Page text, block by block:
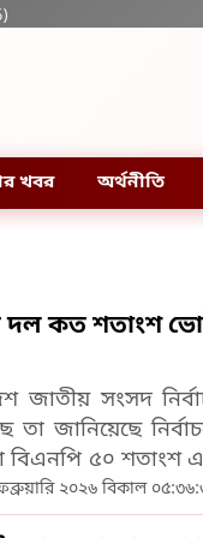
খবর অর্থনীতি
কত শতাংশ
জাতীয় সংসদ
তা জানিয়েছে
বিএনপি ৫০ শতাংশ
এনসিপি
(১৫ ফেব্রুয়ারি)
২০২৬ বিকাল